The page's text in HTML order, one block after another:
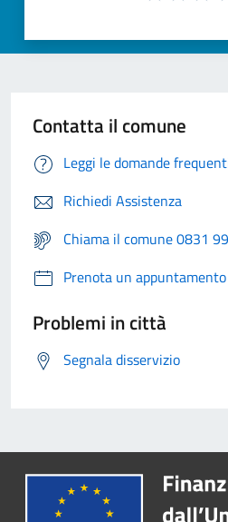
Contatta il comune
Leggi le domande
Richiedi Assistenza
Chiama il comune 0831
Prenota un appuntamento
Problemi in città
Segnala disservizio